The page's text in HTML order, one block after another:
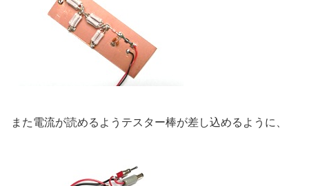
また電流が読めるようテスター棒が差し込めるように、